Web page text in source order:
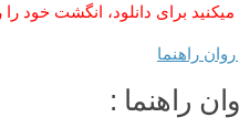
برای دانلود، انگشت خود را
راهنما
راهنما :